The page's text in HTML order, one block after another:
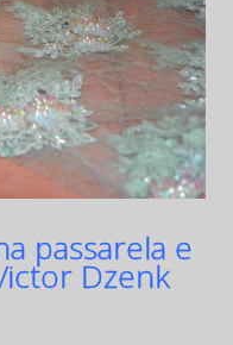
passarela e
Dzenk